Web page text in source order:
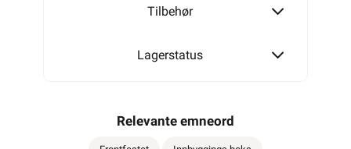
Tilbehør
Lagerstatus
Relevante emneord